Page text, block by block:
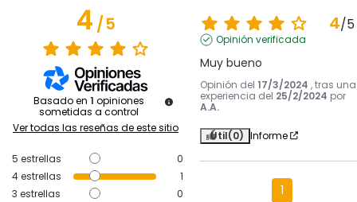
4/5
Basado en 1 opiniones
sometidas a control
Ver todas las reseñas de este sitio
5 estrellas
0
4estrellas
1
3 estrellas
0
4/5
Opinión verificada
Muy bueno
Opinión del 17/3/2024 , tras una
experiencia del 25/2/2024 por
A.A.
Útil(0) Informe
1